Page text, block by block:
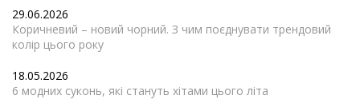
29.06.2026
Коричневий – новий чорний. З чим поєднувати трендовий
колір цього року
18.05.2026
6 модних суконь, які стануть хітами цього літа